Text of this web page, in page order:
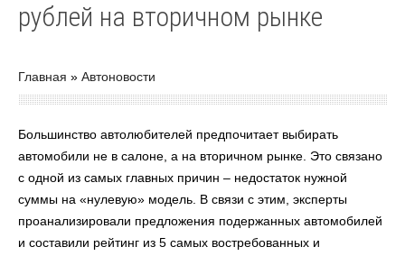
рублей на вторичном рынке
Главная » Автоновости
Большинство автолюбителей предпочитает выбирать
автомобили не в салоне, а на вторичном рынке. Это связано
с одной из самых главных причин – недостаток нужной
суммы на «нулевую» модель. В связи с этим, эксперты
проанализировали предложения подержанных автомобилей
и составили рейтинг из 5 самых востребованных и